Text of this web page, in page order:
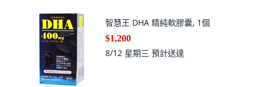
智慧王 DHA 精純軟膠囊, 1個
$1,200
8/12 星期三 預計送達